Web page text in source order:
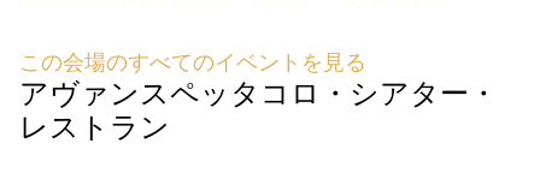
この会場のすべてのイベントを見る
アヴァンスペッタコロ・シアター・
レストラン